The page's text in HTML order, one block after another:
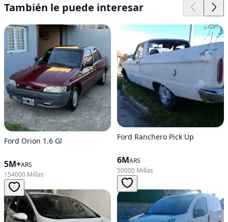
También le puede interesar
Ford Orion 1.6 Gl
5M+ARS
154000 Millas
Ford Ranchero Pick Up
6MARS
50000 Millas